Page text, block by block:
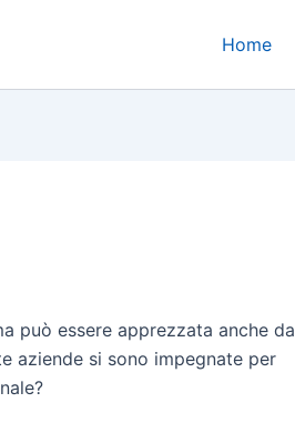
Home
può essere apprezzata anche da
aziende si sono impegnate per